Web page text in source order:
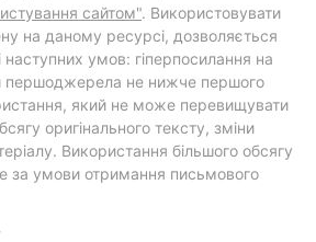
сайтом". Використовувати
на даному ресурсі, дозволяється
умов: гіперпосилання на
першоджерела не нижче першого
який не може перевищувати
оригінального тексту, зміни
Використання більшого обсягу
за умови отримання письмового